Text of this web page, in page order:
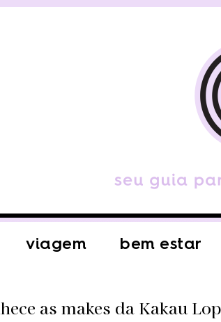
viagem bem estar
as makes da Kakau